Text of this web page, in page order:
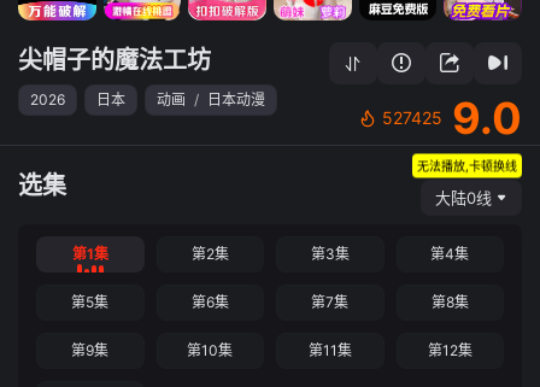
尖帽子的魔法工坊
2026 日本 动画 / 日本动漫
527425 9.0
选集
无法播放,卡顿换线
大陆0线
第1集 第2集 第3集 第4集
第5集 第6集 第7集 第8集
第9集 第10集 第11集 第12集